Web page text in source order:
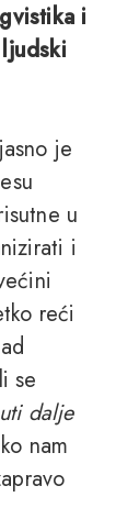
i
je
u
i
reći
se
dalje
nam